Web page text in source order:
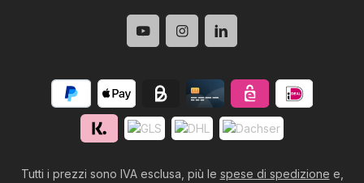
Tutti i prezzi sono IVA esclusa, più le spese di spedizione e,